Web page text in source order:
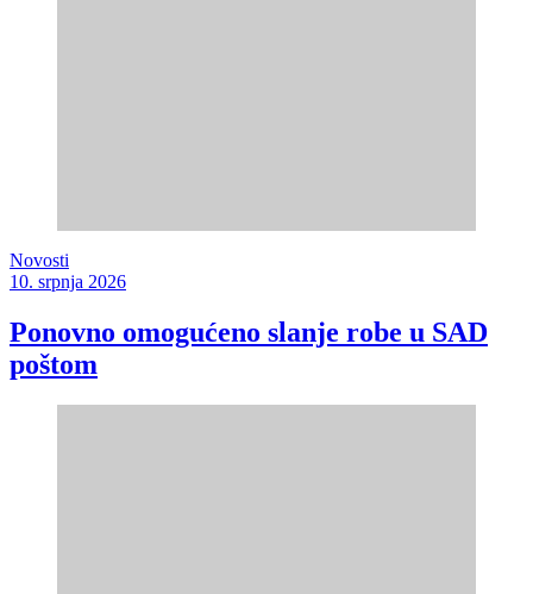
Novosti
10. srpnja 2026
Ponovno omogućeno slanje robe u SAD
poštom